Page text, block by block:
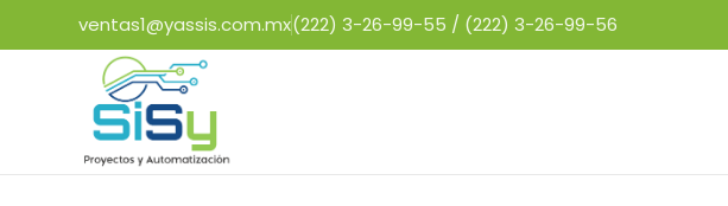
ventas1@yassis.com.mx(222) 3-26-99-55 / (222) 3-26-99-56